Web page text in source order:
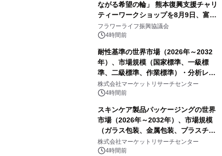
ながる希望の輪」 熊本復興支援チャリ
ティーワークショップを8月9日、富
山・射水で開催
フラワーライフ振興協議会
4時間前
耐性基準の世界市場（2026年～2032
年）、市場規模（国家標準、一級標
準、二級標準、作業標準）・分析レポ
ートを発表
株式会社マーケットリサーチセンター
4時間前
スキンケア製品パッケージングの世界
市場（2026年～2032年）、市場規模
（ガラス包装、金属包装、プラスチッ
ク包装、その他）・分析レポートを発
表
株式会社マーケットリサーチセンター
4時間前